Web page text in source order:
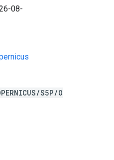
08-
S5P/O